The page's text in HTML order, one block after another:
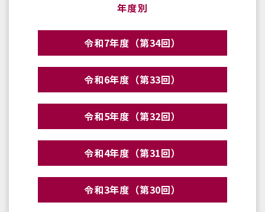
年度別
令和7年度（第34回）
令和6年度（第33回）
令和5年度（第32回）
令和4年度（第31回）
令和3年度（第30回）